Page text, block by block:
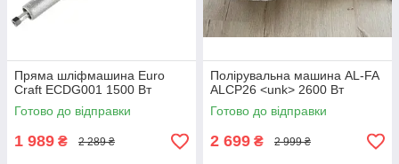
Пряма шліфмашина Euro
Craft ECDG001 1500 Вт
Готово до відправки
1 989 ₴ 2 289 ₴
Полірувальна машина AL-FA
ALCP26 <unk> 2600 Вт
Готово до відправки
2 699 ₴ 2 999 ₴